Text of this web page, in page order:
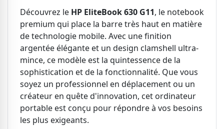
Découvrez le HP EliteBook 630 G11, le notebook
premium qui place la barre très haut en matière
de technologie mobile. Avec une finition
argentée élégante et un design clamshell ultra-
mince, ce modèle est la quintessence de la
sophistication et de la fonctionnalité. Que vous
soyez un professionnel en déplacement ou un
créateur en quête d'innovation, cet ordinateur
portable est conçu pour répondre à vos besoins
les plus exigeants.